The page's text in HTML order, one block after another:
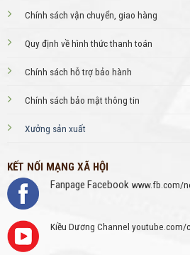
Chính sách vận chuyển, giao hàng
Quy định về hình thức thanh toán
Chính sách hỗ trợ bảo hành
Chính sách bảo mật thông tin
Xưởng sản xuất
KẾT NỐI MẠNG XÃ HỘI
Fanpage Facebook www.fb.com/
Kiều Dương Channel youtube.com/